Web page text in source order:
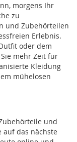
morgens Ihr
zu
und Zubehörteilen
Erlebnis.
oder dem
mehr Zeit für
Kleidung
mühelosen
und
auf das nächste